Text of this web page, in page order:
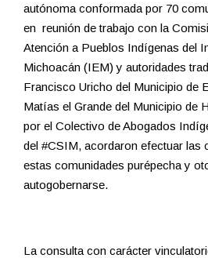
autónoma conformada por 70
en reunión de trabajo con la
Atención a Pueblos Indígenas del
Michoacán (IEM) y autoridades
Francisco Uricho del Municipio de
Matías el Grande del Municipio de
por el Colectivo de Abogados
del #CSIM, acordaron efectuar las
estas comunidades purépecha y
autogobernarse.
La consulta con carácter